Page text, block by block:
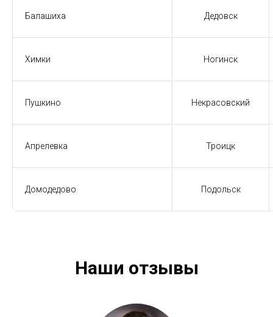
Балашиха Дедовск
Химки Ногинск
Пушкино Некрасовский
Апрелевка Троицк
Домодедово Подольск
Наши отзывы